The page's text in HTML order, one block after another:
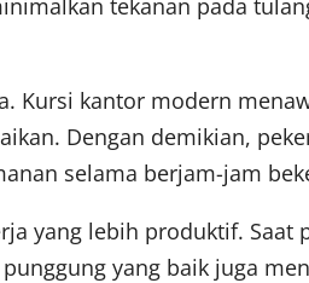
Kursi kantor modern
Dengan demikian,
selama berjam-jam
yang lebih produktif. Saat
yang baik juga